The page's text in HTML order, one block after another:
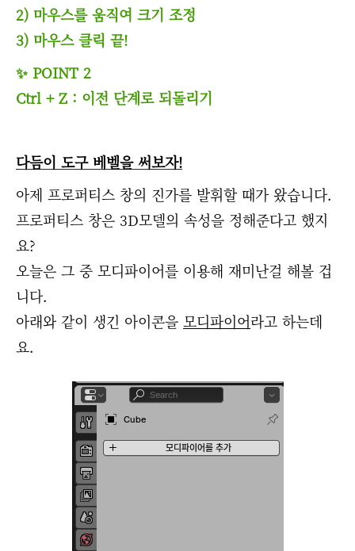
2) 마우스를 움직여 크기 조정
3) 마우스 클릭 끝!
✨ POINT 2
Ctrl + Z : 이전 단계로 되돌리기
다듬이 도구 베벨을 써보자!
아제 프로퍼티스 창의 진가를 발휘할 때가 왔습니다.
프로퍼티스 창은 3D모델의 속성을 정해준다고 했지
요?
오늘은 그 중 모디파이어를 이용해 재미난걸 해볼 겁
니다.
아래와 같이 생긴 아이콘을 모디파이어라고 하는데
요.